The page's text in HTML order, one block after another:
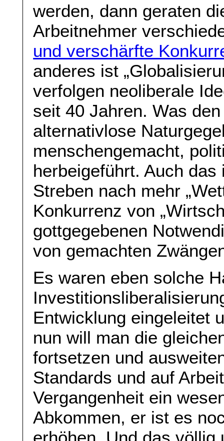
werden, dann geraten
Arbeitnehmer
und verschärfte
anderes ist
verfolgen neoliberale
seit 40 Jahren. Was
alternativlose
menschengemacht,
herbeigeführt. Auch
Streben nach mehr
Konkurrenz von
gottgegebenen
von gemachten
Es waren eben solche
Entwicklung eingeleitet
nun will man die
fortsetzen und
Standards und auf
Vergangenheit ein
Abkommen, er ist es